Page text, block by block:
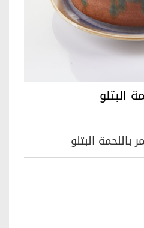
البتلو
البتلو